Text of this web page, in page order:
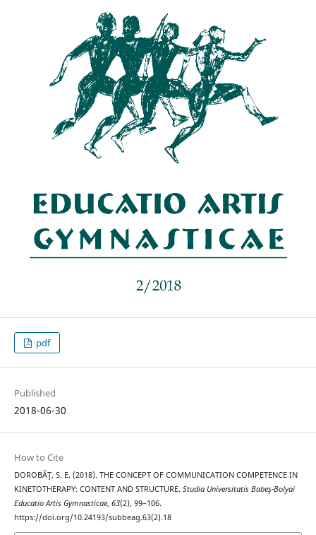
pdf
Published
2018-06-30
How to Cite
DOROBĂŢ, S. E. (2018). THE CONCEPT OF COMMUNICATION COMPETENCE IN
KINETOTHERAPY: CONTENT AND STRUCTURE. Studia Universitatis Babeş-Bolyai
Educatio Artis Gymnasticae, 63(2), 99–106.
https://doi.org/10.24193/subbeag.63(2).18